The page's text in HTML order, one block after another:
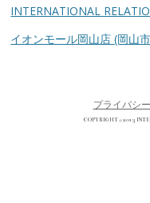
INTERNATIONAL
イオンモール岡山店(岡山
プライバシ
COPYRIGHT © 2013